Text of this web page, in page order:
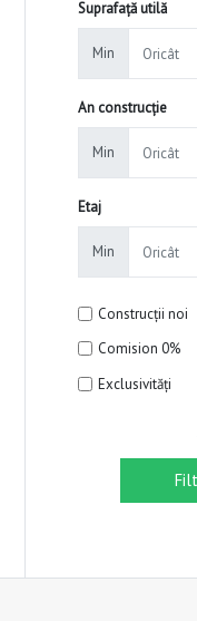
Suprafață utilă
Min
An construcție
Min
Etaj
Min
Construcții noi
Comision 0%
Exclusivități